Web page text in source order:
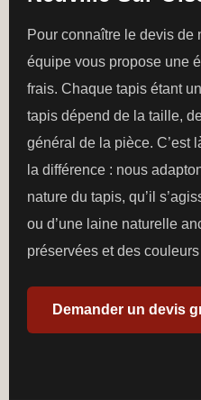
Pour connaître le devis de
équipe vous propose une
frais. Chaque tapis étant
tapis dépend de la taille,
général de la pièce. C’est
la différence : nous
nature du tapis, qu’il
ou d’une laine naturelle
préservées et des
Demander un devis